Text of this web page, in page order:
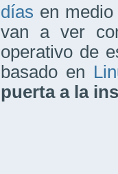
días en
van a ver
operativo de
basado en
puerta a la